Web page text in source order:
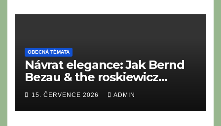
OBECNÁ TÉMATA
Návrat elegance: Jak Bernd
Bezau & the roskiewicz
orchestra oživují zlatou éru
Easy Listening a kráčí ve
stopách legend
15. ČERVENCE 2026 ADMIN